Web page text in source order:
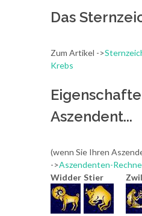
Das
Zum Artikel ->
Krebs
Aszendent...
(wenn Sie Ihren
->Aszendenten-
Widder Stier